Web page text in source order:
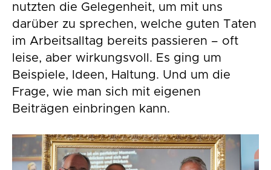
nutzten die Gelegenheit, um mit uns
darüber zu sprechen, welche guten Taten
im Arbeitsalltag bereits passieren – oft
leise, aber wirkungsvoll. Es ging um
Beispiele, Ideen, Haltung. Und um die
Frage, wie man sich mit eigenen
Beiträgen einbringen kann.